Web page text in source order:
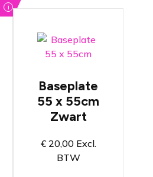
i
Baseplate
van 55 x 55
Geschikt
voor Prolyte
H30V en
X30V truss
het maken
van truss
pilaren tot 3
Baseplate
55 x 55cm
Zwart
€20,00Excl.
BTW